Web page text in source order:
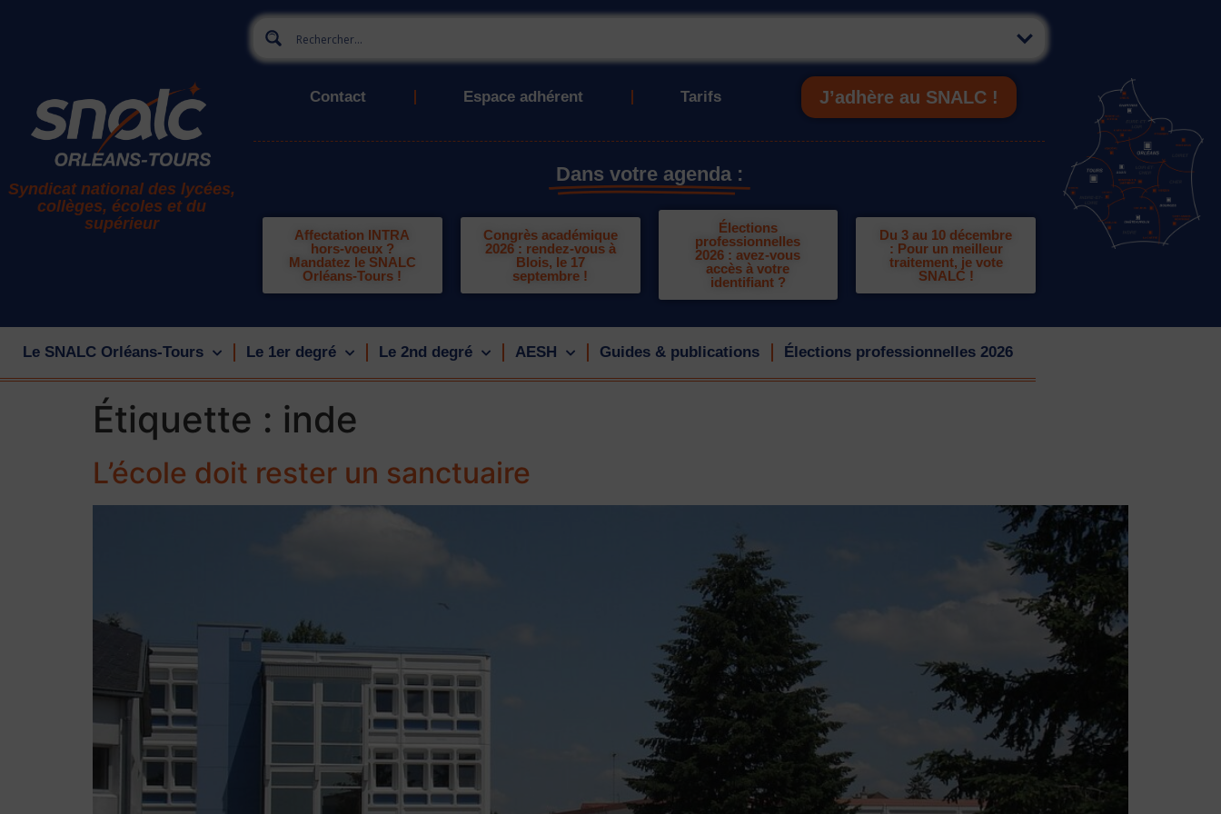
Syndicat national des lycées,
collèges, écoles et du
supérieur
Contact Espace adhérent Tarifs J’adhère au SNALC !
Dans votre agenda :
Affectation INTRA
hors-voeux ?
Mandatez le SNALC
Orléans-Tours !
Congrès académique
2026 : rendez-vous à
Blois, le 17
septembre !
Élections
professionnelles
2026 : avez-vous
accès à votre
identifiant ?
Du 3 au 10 décembre
: Pour un meilleur
traitement, je vote
SNALC !
Le SNALC Orléans-Tours Le 1er degré Le 2nd degré AESH Guides & publications Élections professionnelles 2026
Étiquette : inde
L’école doit rester un sanctuaire